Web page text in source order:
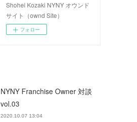
Shohei Kozaki NYNY オウンド
サイト（ownd Site）
フォロー
NYNY Franchise Owner 対談
vol.03
2020.10.07 13:04